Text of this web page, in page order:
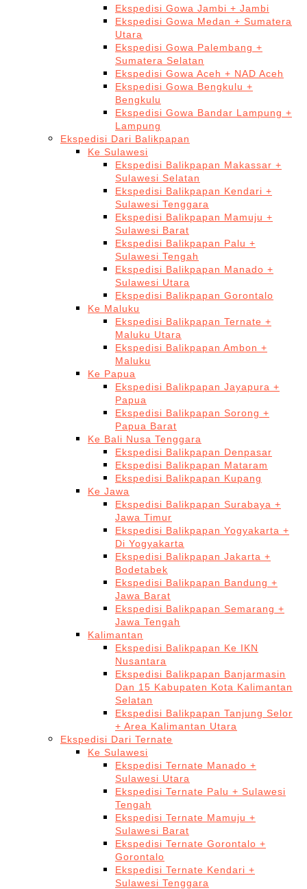
Ekspedisi Gowa Jambi + Jambi
Ekspedisi Gowa Medan + Sumatera
Utara
Ekspedisi Gowa Palembang +
Sumatera Selatan
Ekspedisi Gowa Aceh + NAD Aceh
Ekspedisi Gowa Bengkulu +
Bengkulu
Ekspedisi Gowa Bandar Lampung +
Lampung
Ekspedisi Dari Balikpapan
Ke Sulawesi
Ekspedisi Balikpapan Makassar +
Sulawesi Selatan
Ekspedisi Balikpapan Kendari +
Sulawesi Tenggara
Ekspedisi Balikpapan Mamuju +
Sulawesi Barat
Ekspedisi Balikpapan Palu +
Sulawesi Tengah
Ekspedisi Balikpapan Manado +
Sulawesi Utara
Ekspedisi Balikpapan Gorontalo
Ke Maluku
Ekspedisi Balikpapan Ternate +
Maluku Utara
Ekspedisi Balikpapan Ambon +
Maluku
Ke Papua
Ekspedisi Balikpapan Jayapura +
Papua
Ekspedisi Balikpapan Sorong +
Papua Barat
Ke Bali Nusa Tenggara
Ekspedisi Balikpapan Denpasar
Ekspedisi Balikpapan Mataram
Ekspedisi Balikpapan Kupang
Ke Jawa
Ekspedisi Balikpapan Surabaya +
Jawa Timur
Ekspedisi Balikpapan Yogyakarta +
Di Yogyakarta
Ekspedisi Balikpapan Jakarta +
Bodetabek
Ekspedisi Balikpapan Bandung +
Jawa Barat
Ekspedisi Balikpapan Semarang +
Jawa Tengah
Kalimantan
Ekspedisi Balikpapan Ke IKN
Nusantara
Ekspedisi Balikpapan Banjarmasin
Dan 15 Kabupaten Kota Kalimantan
Selatan
Ekspedisi Balikpapan Tanjung Selor
+ Area Kalimantan Utara
Ekspedisi Dari Ternate
Ke Sulawesi
Ekspedisi Ternate Manado +
Sulawesi Utara
Ekspedisi Ternate Palu + Sulawesi
Tengah
Ekspedisi Ternate Mamuju +
Sulawesi Barat
Ekspedisi Ternate Gorontalo +
Gorontalo
Ekspedisi Ternate Kendari +
Sulawesi Tenggara